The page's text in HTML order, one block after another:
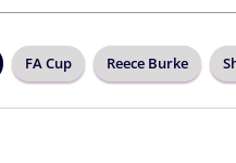
FA Cup Reece Burke